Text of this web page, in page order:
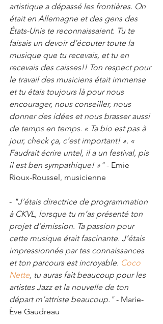
artistique a dépassé les frontières. On
était en Allemagne et des gens des
États-Unis te reconnaissaient. Tu te
faisais un devoir d’écouter toute la
musique que tu recevais, et tu en
recevais des caisses!! Ton respect pour
le travail des musiciens était immense
et tu étais toujours là pour nous
encourager, nous conseiller, nous
donner des idées et nous brasser aussi
de temps en temps. « Ta bio est pas à
jour, check ça, c’est important! ». «
Faudrait écrire untel, il a un festival, pis
il est ben sympathique! »" - Emie
Rioux-Roussel, musicienne
- "J’étais directrice de programmation
à CKVL, lorsque tu m’as présenté ton
projet d’émission. Ta passion pour
cette musique était fascinante. J’étais
impressionnée par tes connaissances
et ton parcours est incroyable. Coco
Nette, tu auras fait beaucoup pour les
artistes Jazz et la nouvelle de ton
départ m’attriste beaucoup." - Marie-
Ève Gaudreau